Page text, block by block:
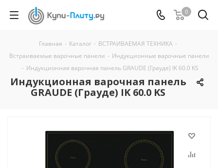
0
Главная - Каталог - ВСТРАИВАЕМАЯ ТЕХНИКА -
Встраиваемые варочные панели - Индукционные варочные панели
- Индукционная варочная панель GRAUDE (Грауде) IK 60.0 KS
Индукционная варочная панель
GRAUDE (Грауде) IK 60.0 KS